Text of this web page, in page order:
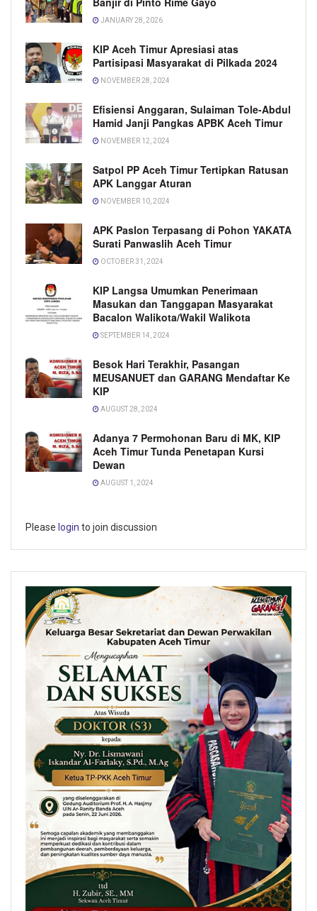
JANUARY 28, 2026
KIP Aceh Timur Apresiasi atas
Partisipasi Masyarakat di Pilkada 2024
NOVEMBER 28, 2024
Efisiensi Anggaran, Sulaiman Tole-Abdul
Hamid Janji Pangkas APBK Aceh Timur
NOVEMBER 12, 2024
Satpol PP Aceh Timur Tertipkan Ratusan
APK Langgar Aturan
NOVEMBER 10, 2024
APK Paslon Terpasang di Pohon YAKATA
Surati Panwaslih Aceh Timur
OCTOBER 31, 2024
KIP Langsa Umumkan Penerimaan
Masukan dan Tanggapan Masyarakat
Bacalon Walikota/Wakil Walikota
SEPTEMBER 14, 2024
Besok Hari Terakhir, Pasangan
MEUSANUET dan GARANG Mendaftar Ke
KIP
AUGUST 28, 2024
Adanya 7 Permohonan Baru di MK, KIP
Aceh Timur Tunda Penetapan Kursi
Dewan
AUGUST 1, 2024
Please login to join discussion